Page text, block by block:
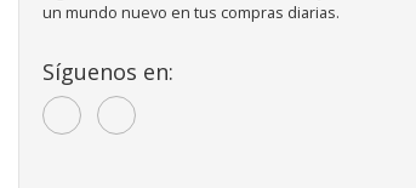
un mundo nuevo en tus compras diarias.
Síguenos en: